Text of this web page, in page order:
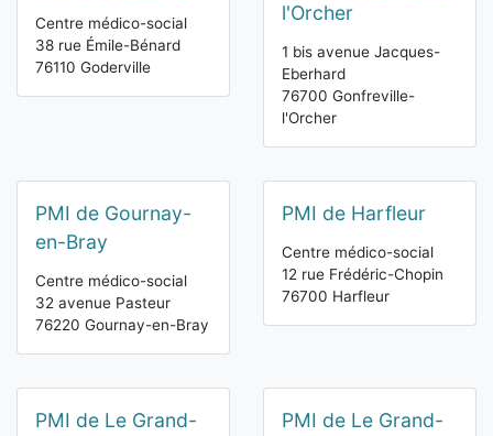
Centre médico-social
38 rue Émile-Bénard
76110 Goderville
l'Orcher
1 bis avenue Jacques-
Eberhard
76700 Gonfreville-
l'Orcher
PMI de Gournay-
en-Bray
Centre médico-social
32 avenue Pasteur
76220 Gournay-en-Bray
PMI de Harfleur
Centre médico-social
12 rue Frédéric-Chopin
76700 Harfleur
PMI de Le Grand-
PMI de Le Grand-